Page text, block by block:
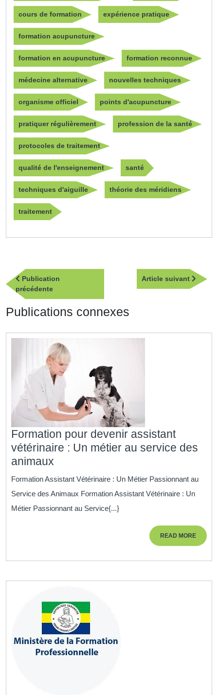
cours de formation expérience pratique
formation acupuncture
formation en acupuncture formation reconnue
médecine alternative nouvelles techniques
organisme officiel points d'acupuncture
pratiquer régulièrement profession de la santé
protocoles de traitement
qualité de l'enseignement santé
techniques d'aiguille théorie des méridiens
traitement
Navigation
de
l’article
Publication
précédentePublication
précédente
Article suivant
Article
Publications connexes
Formation pour devenir assistant
vétérinaire : Un métier au service des
animaux
pour
devenir
vétérinaire
service
animaux
Formation Assistant Vétérinaire : Un Métier Passionnant au
Service des Animaux Formation Assistant Vétérinaire : Un
Métier Passionnant au Service{...}
READ MOREREAD
MORE